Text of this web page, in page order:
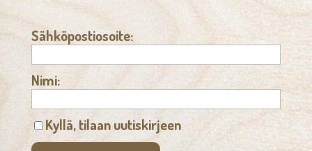
Sähköpostiosoite:
Nimi:
Kyllä, tilaan uutiskirjeen